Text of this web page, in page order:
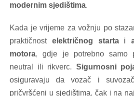
modernim sjedištima.
Kada je vrijeme za vožnju po
praktičnost električnog startai
motora, gdje je potrebno samo
neutral ili rikverc. Sigurnosni
osiguravaju da vozač i
pričvršćeni u sjedištima, čak i na